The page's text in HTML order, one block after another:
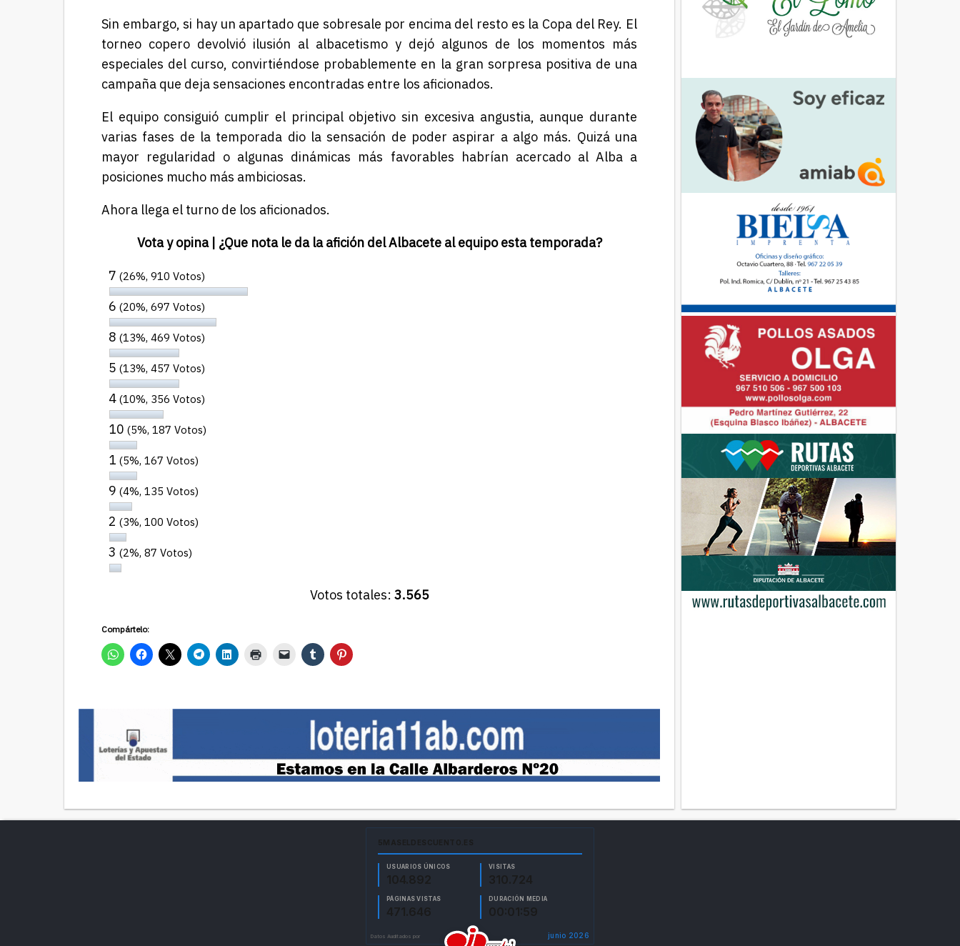
Sin embargo, si hay un apartado que sobresale por encima del resto es la Copa del Rey. El
torneo copero devolvió ilusión al albacetismo y dejó algunos de los momentos más
especiales del curso, convirtiéndose probablemente en la gran sorpresa positiva de una
campaña que deja sensaciones encontradas entre los aficionados.
El equipo consiguió cumplir el principal objetivo sin excesiva angustia, aunque durante
varias fases de la temporada dio la sensación de poder aspirar a algo más. Quizá una
mayor regularidad o algunas dinámicas más favorables habrían acercado al Alba a
posiciones mucho más ambiciosas.
Ahora llega el turno de los aficionados.
Vota y opina | ¿Que nota le da la afición del Albacete al equipo esta temporada?
7 (26%, 910 Votos)
6 (20%, 697 Votos)
8 (13%, 469 Votos)
5 (13%, 457 Votos)
4 (10%, 356 Votos)
10 (5%, 187 Votos)
1 (5%, 167 Votos)
9 (4%, 135 Votos)
2 (3%, 100 Votos)
3 (2%, 87 Votos)
Votos totales: 3.565
Compártelo: